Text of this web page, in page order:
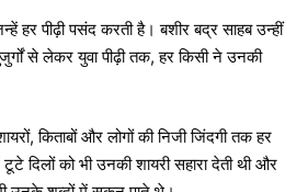
हर पीढ़ी पसंद करती है। बशीर बद्र साहब उन्हीं
से लेकर युवा पीढ़ी तक, हर किसी ने उनकी
किताबों और लोगों की निजी जिंदगी तक हर
दिलों को भी उनकी शायरी सहारा देती थी और